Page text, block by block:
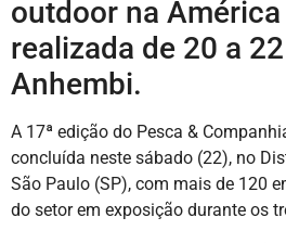
outdoor na
realizada de 20 a
Anhembi.
A 17ª edição do Pesca &
concluída neste sábado (22), no
São Paulo (SP), com mais de 120
do setor em exposição durante os